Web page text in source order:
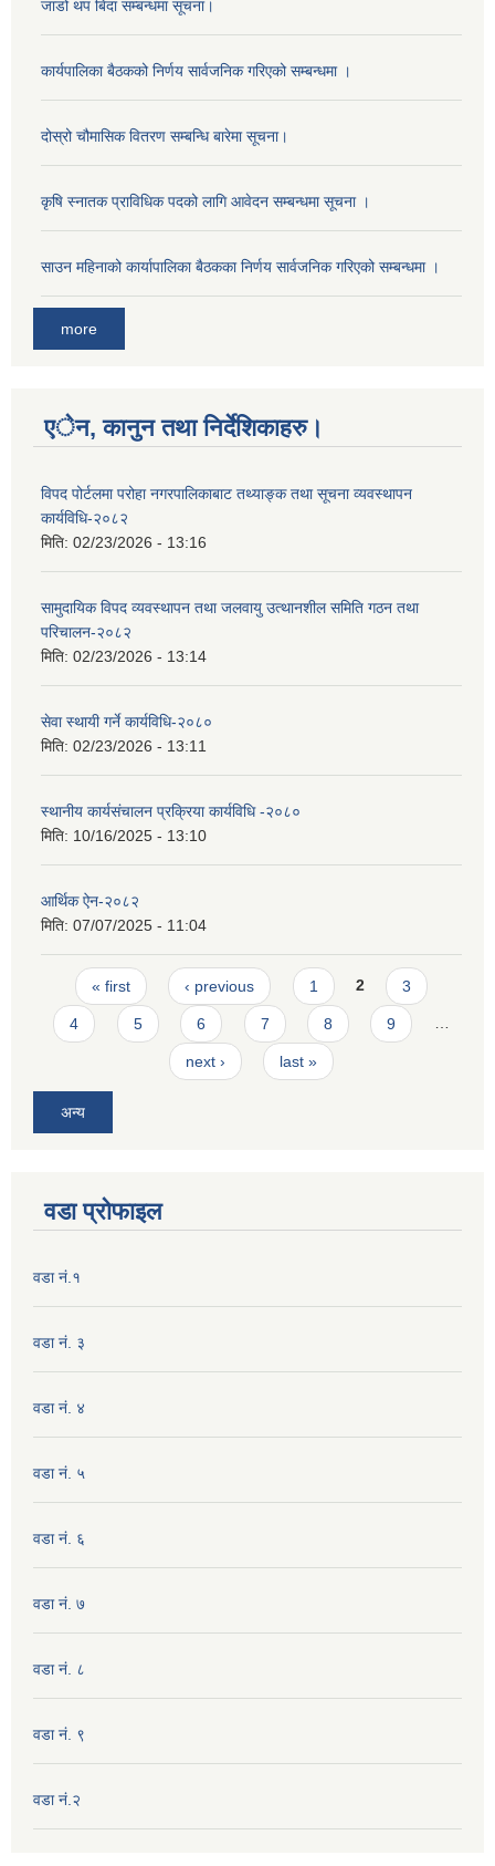
जाडो थप बिदा सम्बन्धमा सूचना।
कार्यपालिका बैठकको निर्णय सार्वजनिक गरिएको सम्बन्धमा ।
दोस्रो चौमासिक वितरण सम्बन्धि बारेमा सूचना।
कृषि स्नातक प्राविधिक पदको लागि आवेदन सम्बन्धमा सूचना ।
साउन महिनाको कार्यापालिका बैठकका निर्णय सार्वजनिक गरिएको सम्बन्धमा ।
more
एेन, कानुन तथा निर्देशिकाहरु।
विपद पोर्टलमा परोहा नगरपालिकाबाट तथ्याङ्क तथा सूचना व्यवस्थापन
कार्यविधि-२०८२
मिति: 02/23/2026 - 13:16
सामुदायिक विपद व्यवस्थापन तथा जलवायु उत्थानशील समिति गठन तथा
परिचालन-२०८२
मिति: 02/23/2026 - 13:14
सेवा स्थायी गर्ने कार्यविधि-२०८०
मिति: 02/23/2026 - 13:11
स्थानीय कार्यसंचालन प्रक्रिया कार्यविधि -२०८०
मिति: 10/16/2025 - 13:10
आर्थिक ऐन-२०८२
मिति: 07/07/2025 - 11:04
Pages
« first ‹ previous 1 2 3
4 5 6 7 8 9 …
next › last »
अन्य
वडा प्रोफाइल
वडा नं.१
वडा नं. ३
वडा नं. ४
वडा नं. ५
वडा नं. ६
वडा नं. ७
वडा नं. ८
वडा नं. ९
वडा नं.२